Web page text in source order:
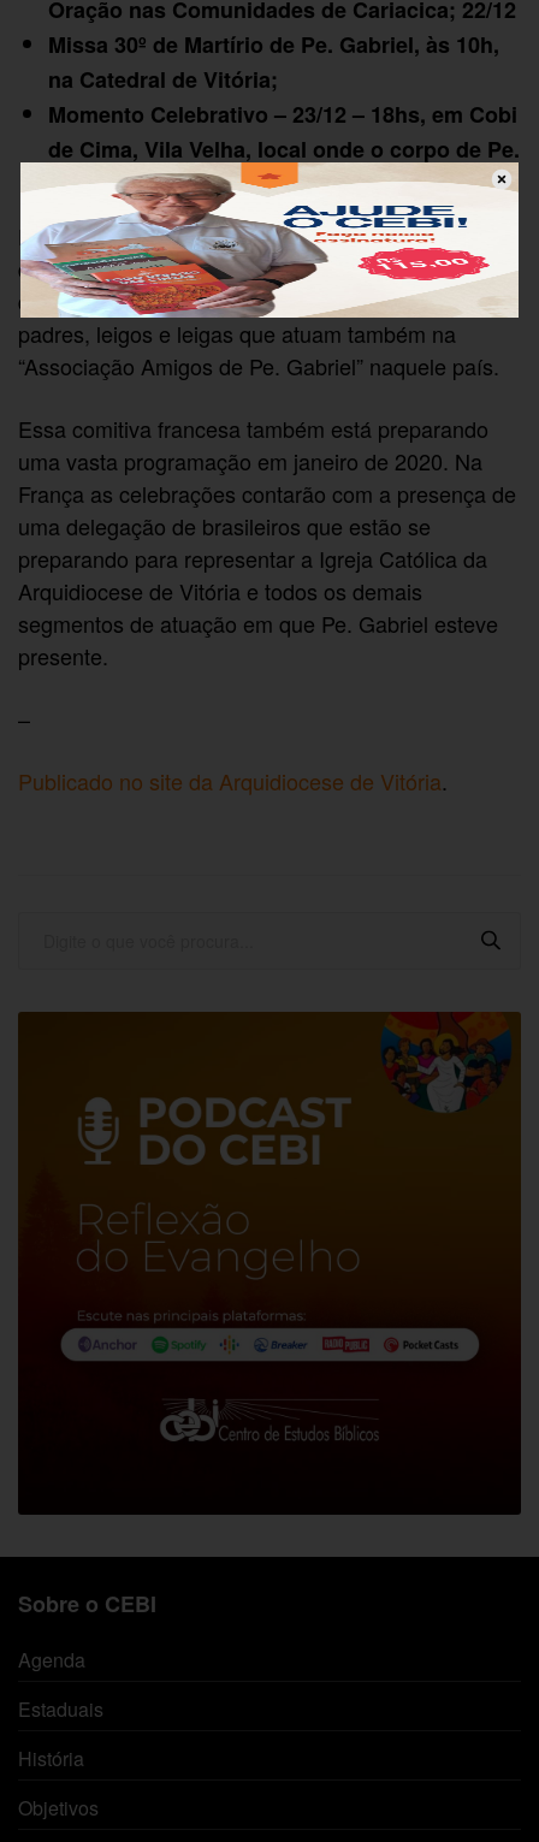
Oração nas Comunidades de Cariacica; 22/12
Missa 30º de Martírio de Pe. Gabriel, às 10h,
na Catedral de Vitória;
Momento Celebrativo – 23/12 – 18hs, em Cobi
de Cima, Vila Velha, local onde o corpo de Pe.
Gabriel foi deixado pelos assassinos.
Essas atividades contarão com a presença de uma
delegação de franceses que virá ao Brasil participar
destes momentos no mês de dezembro. Serão
padres, leigos e leigas que atuam também na
“Associação Amigos de Pe. Gabriel” naquele país.
Essa comitiva francesa também está preparando
uma vasta programação em janeiro de 2020. Na
França as celebrações contarão com a presença de
uma delegação de brasileiros que estão se
preparando para representar a Igreja Católica da
Arquidiocese de Vitória e todos os demais
segmentos de atuação em que Pe. Gabriel esteve
presente.
–
Publicado no site da Arquidiocese de Vitória.
Sobre o CEBI
Agenda
Estaduais
História
Objetivos